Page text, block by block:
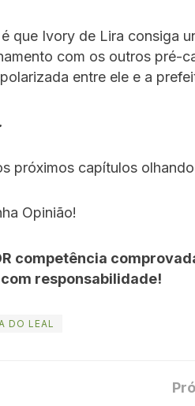
que Ivory de Lira consiga
com os outros pré-
entre ele e a
próximos capítulos
Opinião!
competência
responsabilidade!
DO LEAL